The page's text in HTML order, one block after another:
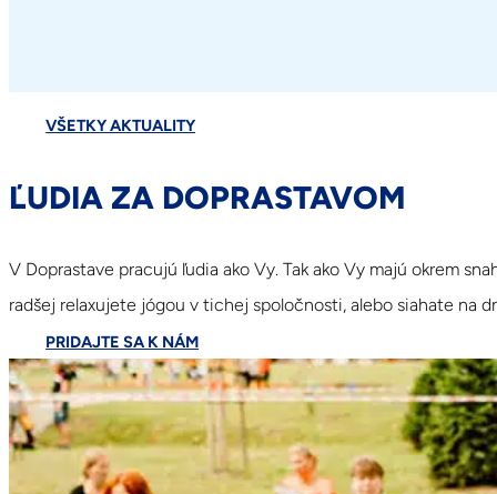
VŠETKY AKTUALITY
ĽUDIA ZA DOPRASTAVOM
V Doprastave pracujú ľudia ako Vy. Tak ako Vy majú okrem
radšej relaxujete jógou v tichej spoločnosti, alebo siahate na
PRIDAJTE SA K NÁM